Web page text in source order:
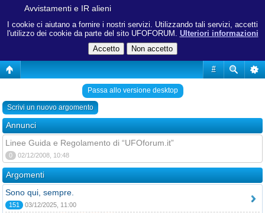
I cookie ci aiutano a fornire i nostri servizi. Utilizzando tali servizi, accetti
l'utilizzo dei cookie da parte del sito UFOFORUM. Ulteriori informazioni
#
Avvistamenti e IR alieni
Passa allo versione desktop
Scrivi un nuovo argomento
Annunci
Linee Guida e Regolamento di “UFOforum.it”
0 02/12/2008, 10:48
Argomenti
Sono qui, sempre.
151 03/12/2025, 11:00